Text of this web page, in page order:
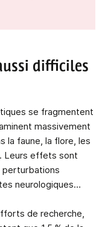
difficiles
se fragmentent
massivement
la faune, la flore, les
Leurs effets sont
perturbations
neurologiques…
de recherche,